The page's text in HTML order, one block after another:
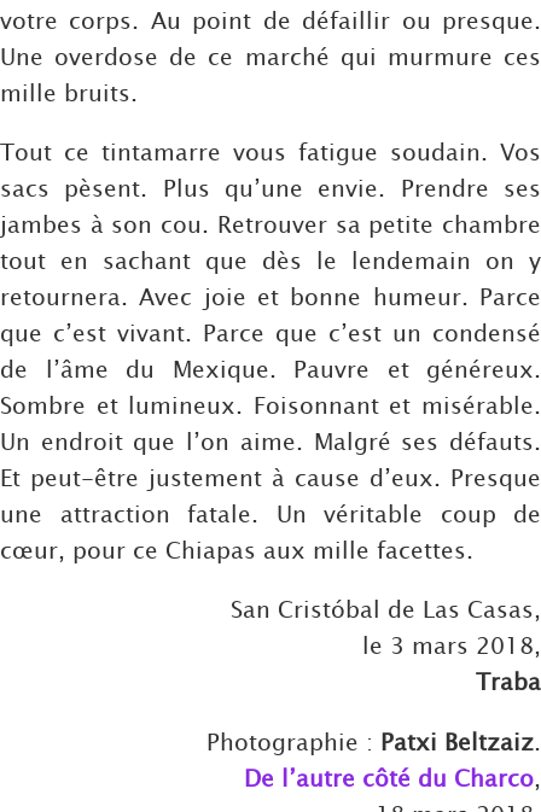
votre corps. Au point de défaillir ou presque.
Une overdose de ce marché qui murmure ces
mille bruits.
Tout ce tintamarre vous fatigue soudain. Vos
sacs pèsent. Plus qu’une envie. Prendre ses
jambes à son cou. Retrouver sa petite chambre
tout en sachant que dès le lendemain on y
retournera. Avec joie et bonne humeur. Parce
que c’est vivant. Parce que c’est un condensé
de l’âme du Mexique. Pauvre et généreux.
Sombre et lumineux. Foisonnant et misérable.
Un endroit que l’on aime. Malgré ses défauts.
Et peut-être justement à cause d’eux. Presque
une attraction fatale. Un véritable coup de
cœur, pour ce Chiapas aux mille facettes.
San Cristóbal de Las Casas,
le 3 mars 2018,
Traba
Photographie : Patxi Beltzaiz
De l’autre côté du Charco